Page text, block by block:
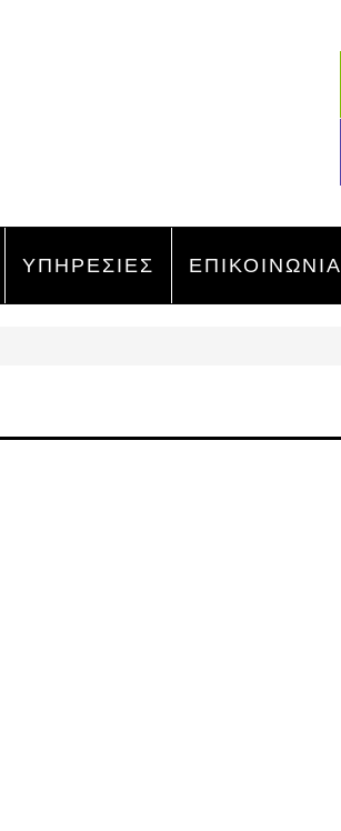
ΥΠΗΡΕΣΙΕΣ ΕΠΙΚΟΙΝΩΝΙΑ